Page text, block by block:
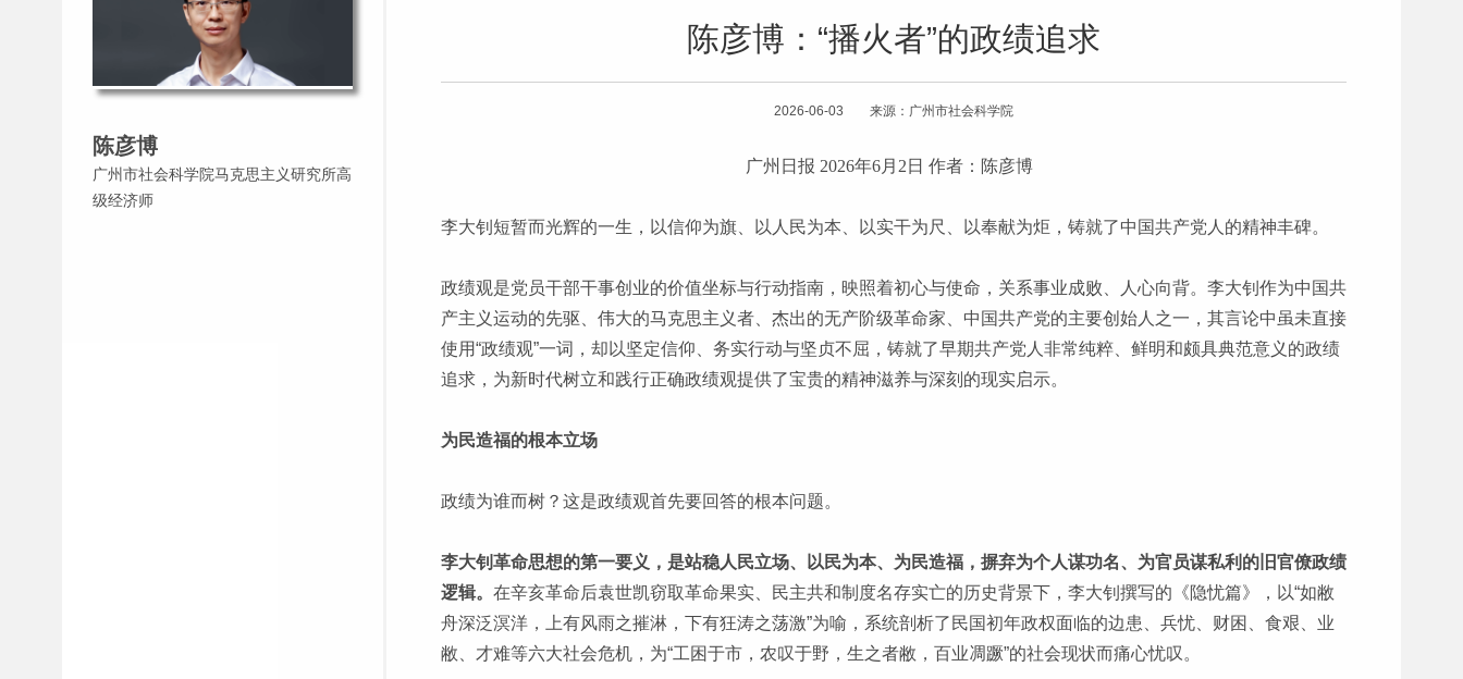
陈彦博
广州市社会科学院马克思主义研究所高
级经济师
陈彦博：“播火者”的政绩追求
2026-06-03 来源：广州市社会科学院
广州日报 2026年6月2日 作者：陈彦博
李大钊短暂而光辉的一生，以信仰为旗、以人民为本、以实干为尺、以奉献为炬，铸就了中国共产党人的精神丰碑。
政绩观是党员干部干事创业的价值坐标与行动指南，映照着初心与使命，关系事业成败、人心向背。李大钊作为中国共
产主义运动的先驱、伟大的马克思主义者、杰出的无产阶级革命家、中国共产党的主要创始人之一，其言论中虽未直接
使用“政绩观”一词，却以坚定信仰、务实行动与坚贞不屈，铸就了早期共产党人非常纯粹、鲜明和颇具典范意义的政绩
追求，为新时代树立和践行正确政绩观提供了宝贵的精神滋养与深刻的现实启示。
为民造福的根本立场
政绩为谁而树？这是政绩观首先要回答的根本问题。
李大钊革命思想的第一要义，是站稳人民立场、以民为本、为民造福，摒弃为个人谋功名、为官员谋私利的旧官僚政绩
逻辑。 在辛亥革命后袁世凯窃取革命果实、民主共和制度名存实亡的历史背景下，李大钊撰写的《隐忧篇》，以“如敝
舟深泛溟洋，上有风雨之摧淋，下有狂涛之荡激”为喻，系统剖析了民国初年政权面临的边患、兵忧、财困、食艰、业
敝、才难等六大社会危机，为“工困于市，农叹于野，生之者敝，百业凋蹶”的社会现状而痛心忧叹。